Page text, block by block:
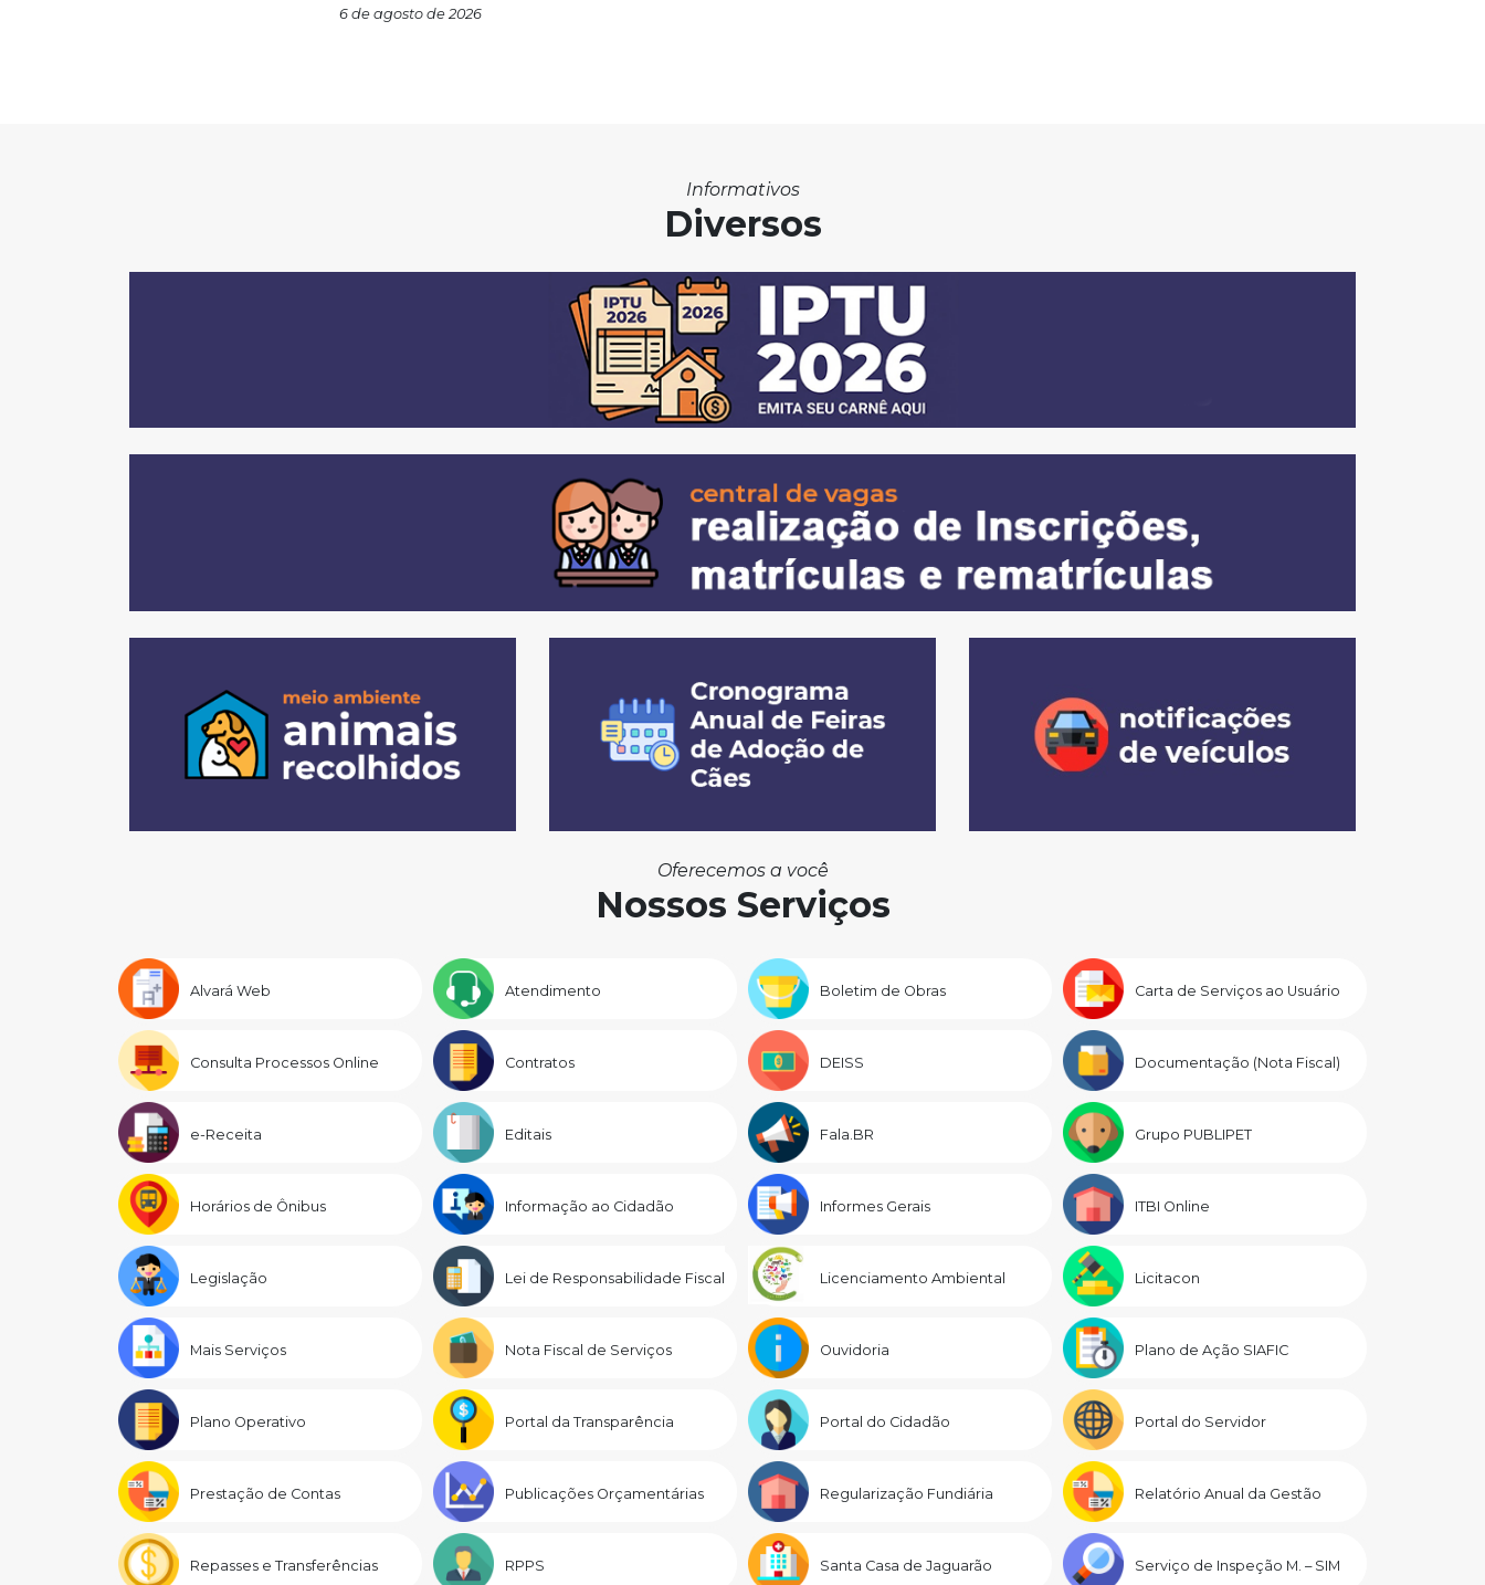
6 de agosto de 2026
Informativos
Diversos
Oferecemos a você
Nossos Serviços
Alvará Web Atendimento Boletim de Obras Carta de Serviços ao Usuário
Consulta Processos Online Contratos DEISS Documentação (Nota Fiscal)
e-Receita Editais Fala.BR Grupo PUBLIPET
Horários de Ônibus Informação ao Cidadão Informes Gerais ITBI Online
Legislação Lei de Responsabilidade Fiscal Licenciamento Ambiental Licitacon
Mais Serviços Nota Fiscal de Serviços Ouvidoria Plano de Ação SIAFIC
Plano Operativo Portal da Transparência Portal do Cidadão Portal do Servidor
Prestação de Contas Publicações Orçamentárias Regularização Fundiária Relatório Anual da Gestão
Repasses e Transferências RPPS Santa Casa de Jaguarão Serviço de Inspeção M. – SIM